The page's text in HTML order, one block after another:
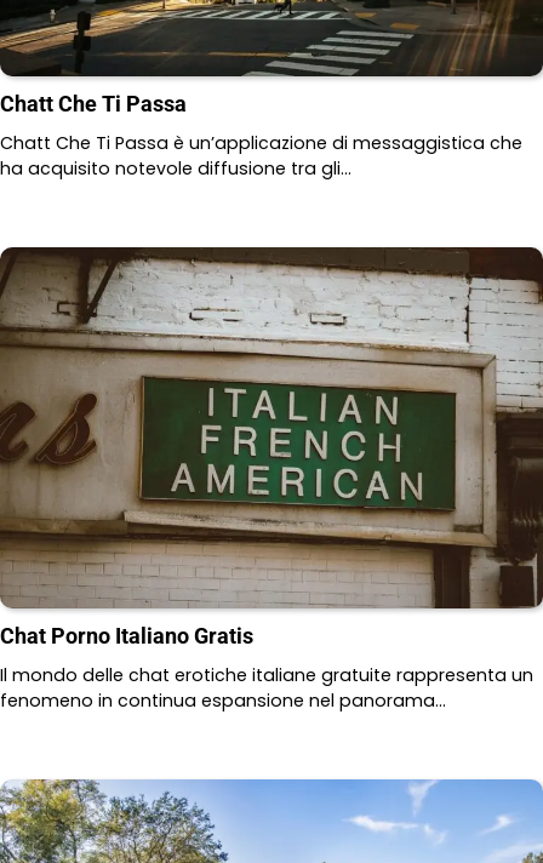
Chatt Che Ti Passa
Chatt Che Ti Passa è un’applicazione di messaggistica che
ha acquisito notevole diffusione tra gli…
Chat Porno Italiano Gratis
Il mondo delle chat erotiche italiane gratuite rappresenta un
fenomeno in continua espansione nel panorama…